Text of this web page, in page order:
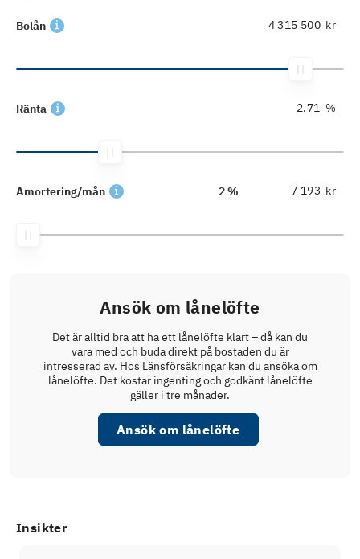
Bolån kr
Ränta %
Amortering/mån 2 % kr
Ansök om lånelöfte
Det är alltid bra att ha ett lånelöfte klart – då kan du
vara med och buda direkt på bostaden du är
intresserad av. Hos Länsförsäkringar kan du ansöka om
lånelöfte. Det kostar ingenting och godkänt lånelöfte
gäller i tre månader.
Ansök om lånelöfte
Insikter